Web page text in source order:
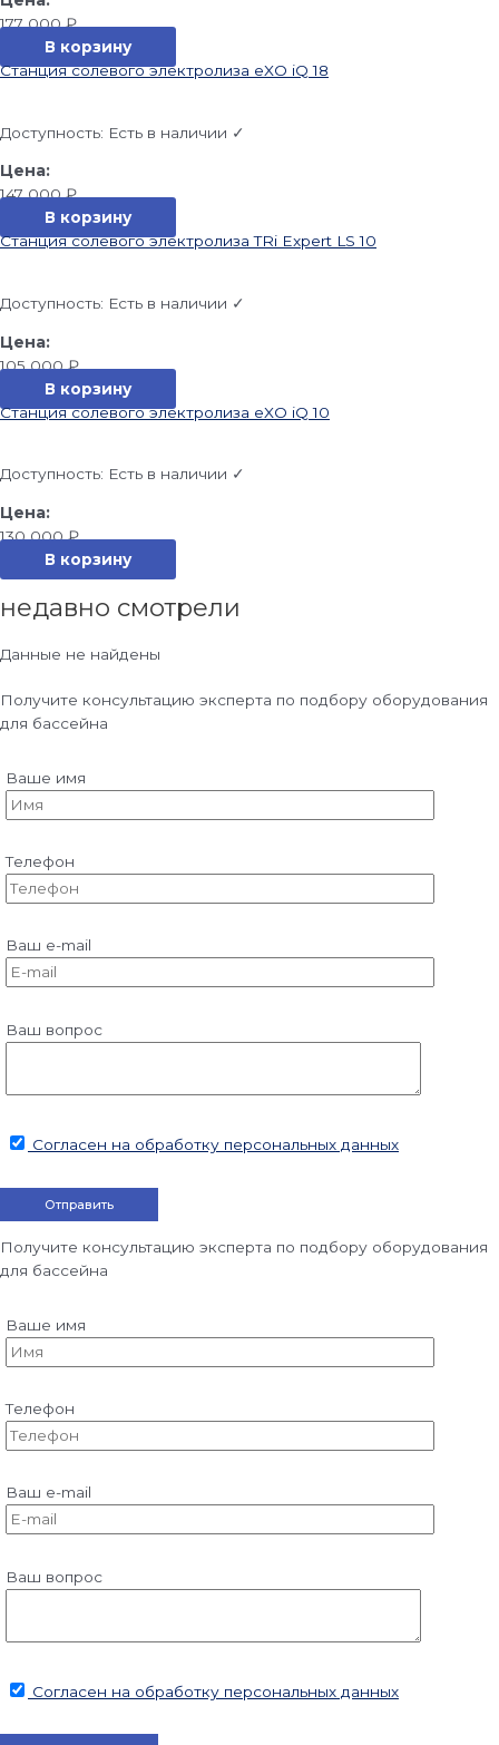
177 000₽
В корзину
Станция солевого электролиза eXO iQ 18
Доступность: Есть в наличии ✓
147 000₽
В корзину
Станция солевого электролиза TRi Expert LS 10
Доступность: Есть в наличии ✓
105 000₽
В корзину
Станция солевого электролиза eXO iQ 10
Доступность: Есть в наличии ✓
130 000₽
В корзину
недавно смотрели
Данные не найдены
Получите консультацию эксперта по подбору оборудования
для бассейна
Ваше имя
Телефон
Ваш e-mail
Ваш вопрос
Согласен на обработку персональных данных
Получите консультацию эксперта по подбору оборудования
для бассейна
Ваше имя
Телефон
Ваш e-mail
Ваш вопрос
Согласен на обработку персональных данных